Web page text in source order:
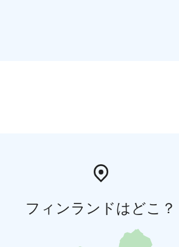
フィンランドはどこ？